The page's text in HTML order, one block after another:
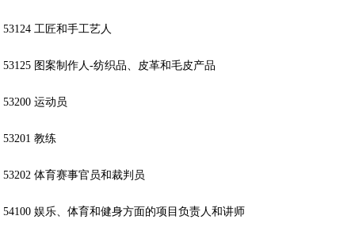
53124 工匠和手工艺人
53125 图案制作人-纺织品、皮革和毛皮产品
53200 运动员
53201 教练
53202 体育赛事官员和裁判员
54100 娱乐、体育和健身方面的项目负责人和讲师